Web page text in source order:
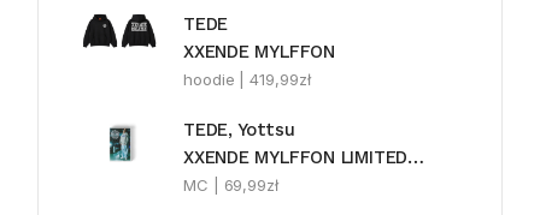
TEDE
XXENDE MYLFFON
hoodie |419,99zł
TEDE, Yottsu
XXENDE MYLFFON LIMITEDE MC
MC | 69,99zł